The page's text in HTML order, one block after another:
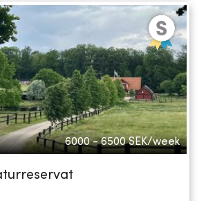
6000 - 6500 SEK/week